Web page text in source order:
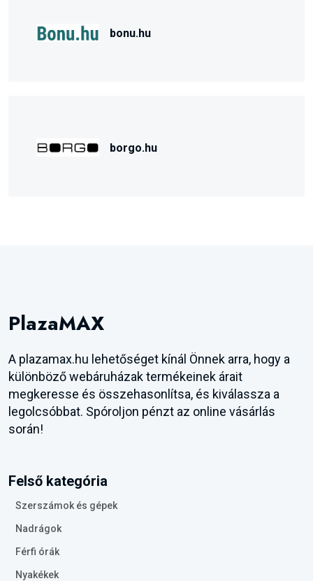
bonu.hu
borgo.hu
PlazaMAX
A plazamax.hu lehetőséget kínál Önnek arra, hogy a
különböző webáruházak termékeinek árait
megkeresse és összehasonlítsa, és kiválassza a
legolcsóbbat. Spóroljon pénzt az online vásárlás
során!
Felső kategória
Szerszámok és gépek
Nadrágok
Férfi órák
Nyakékek